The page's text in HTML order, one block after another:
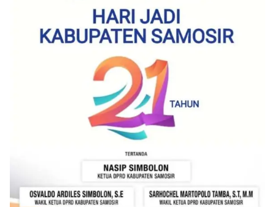
wujud nyata partisipasi masyarakat dalam
memperingati hari bersejarah bangsa
Indonesia.‎‎”Kami mengimbau kepada seluruh
warga agar mulai mempersiapkan dan memasang
bendera Merah Putih di depan rumah masing-
masing secara penuh. Ini adalah bentuk
penghormatan kita bersama terhadap
perjuangan para pahlawan yang telah merebut
kemerdekaan,” ujar Aiptu Muliyadi Suraukur saat
berdialog dengan warga.‎‎Ia juga menambahkan
agar warga memperhatikan kondisi bendera yang
akan dikibarkan, memastikan bendera dalam
keadaan bersih, tidak sobek, dan layak untuk
dikibarkan sebagai simbol kehormatan
negara.‎‎‎Selain menyampaikan imbauan terkait
bendera, kegiatan sambang DDS ini juga